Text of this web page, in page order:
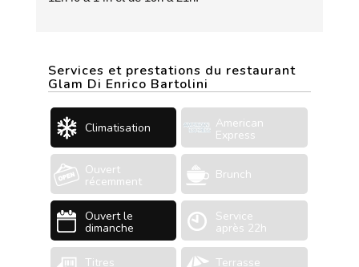
Services et prestations du restaurant
Glam Di Enrico Bartolini
Climatisation American
Express
Ouvert
récemment Brunch
Ouvert le
dimanche
Service
après 22h
Titres Terrasse